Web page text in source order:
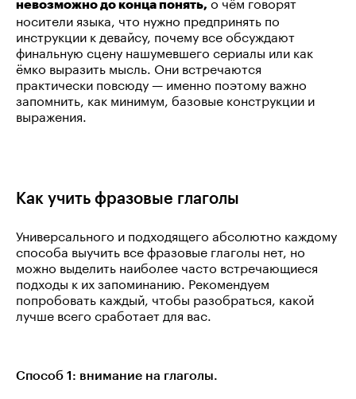
невозможно до конца понять,
носители языка, что нужно предпринять по
инструкции к девайсу, почему все обсуждают
финальную сцену нашумевшего сериалы или как
ёмко выразить мысль. Они встречаются
практически повсюду — именно поэтому важно
запомнить, как минимум, базовые конструкции и
выражения.
Как учить фразовые глаголы
Универсального и подходящего абсолютно каждому
способа выучить все фразовые глаголы нет, но
можно выделить наиболее часто встречающиеся
подходы к их запоминанию. Рекомендуем
попробовать каждый, чтобы разобраться, какой
лучше всего сработает для вас.
Способ 1: внимание на глаголы.